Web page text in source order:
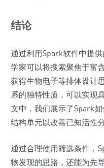
结论
通过利用Spark软件中提
学家可以将搜索聚焦于富
获得生物电子等排体设计
系的独特性质，可以实现
文中，我们展示了Spark
结构单元以改善已知活性
通过合理使用筛选条件，
物发现的思路，还能为先